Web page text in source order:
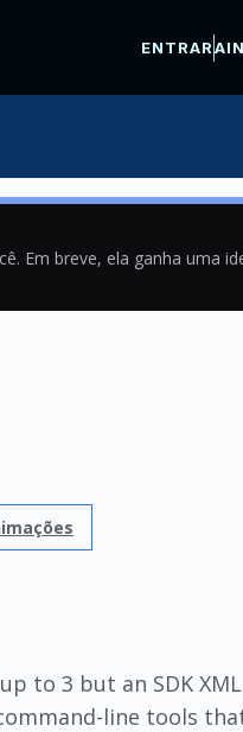
ENTRAR
Em breve, ela ganha uma
to 3 but an SDK
line tools